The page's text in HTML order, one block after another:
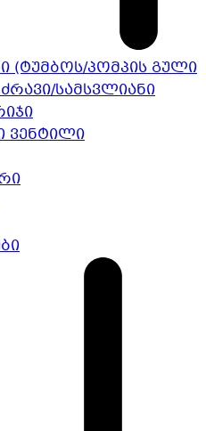
პომპის გული
სამსვლიანი
ვენტილი